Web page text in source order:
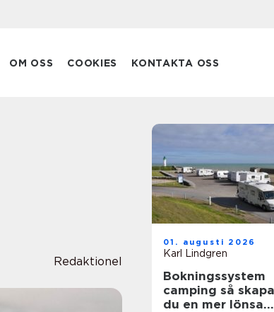
OM OSS COOKIES KONTAKTA OSS
Redaktionel
01. augusti 2026
Karl Lindgren
Bokningssystem
camping så skapar
du en mer lönsam